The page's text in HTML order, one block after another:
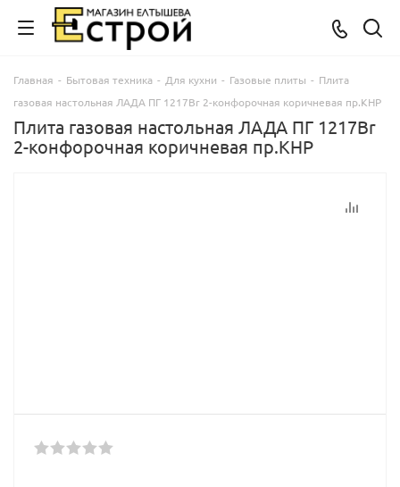
Главная - Бытовая техника - Для кухни - Газовые плиты - Плита
газовая настольная ЛАДА ПГ 1217Br 2-конфорочная коричневая пр.КНР
Плита газовая настольная ЛАДА ПГ 1217Br
2-конфорочная коричневая пр.КНР